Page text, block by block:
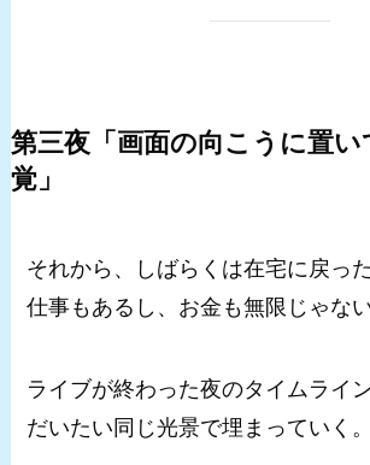
第三夜「画面の向こうに置
覚」
それから、しばらくは在宅に戻った
仕事もあるし、お金も無限じゃない
ライブが終わった夜のタイムライン
だいたい同じ光景で埋まっていく。